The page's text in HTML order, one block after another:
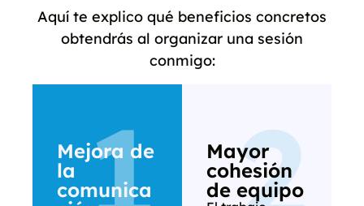
Aquí te explico qué beneficios concretos
obtendrás al organizar una sesión
conmigo:
Mejora de
la
comunica
Mayor
cohesión
de equipo